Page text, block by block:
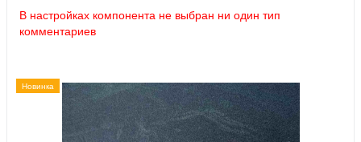
В настройках компонента не выбран ни один тип
комментариев
Новинка